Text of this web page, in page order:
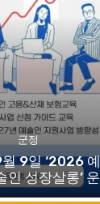
군정
9일 ‘2026
인 성장살롱’